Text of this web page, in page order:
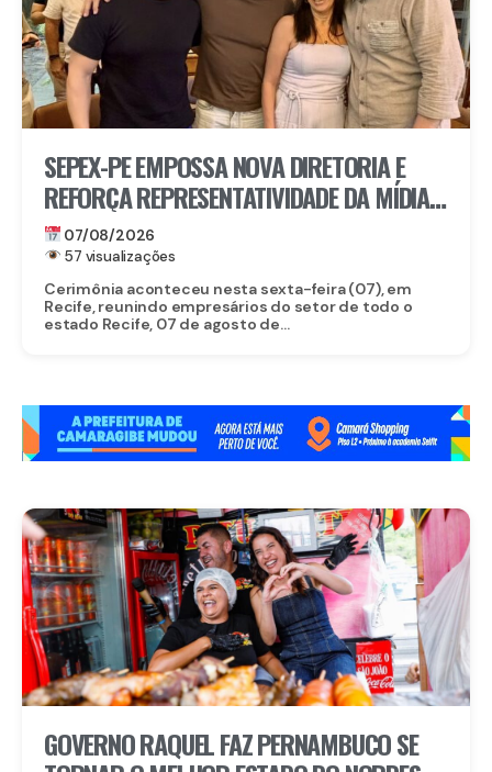
SEPEX-PE EMPOSSA NOVA DIRETORIA E
REFORÇA REPRESENTATIVIDADE DA MÍDIA
EXTERIOR EM PERNAMBUCO
07/08/2026
57 visualizações
Cerimônia aconteceu nesta sexta-feira (07), em
Recife, reunindo empresários do setor de todo o
estado Recife, 07 de agosto de...
GOVERNO RAQUEL FAZ PERNAMBUCO SE